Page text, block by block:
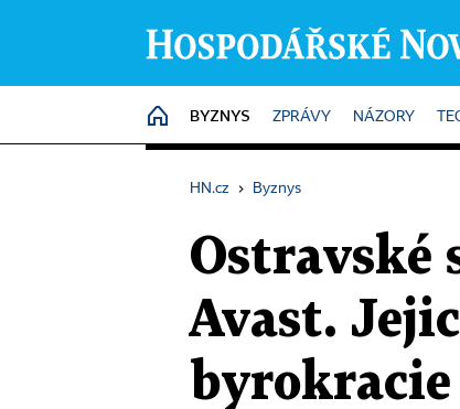
HOME
BYZNYS ZPRÁVY NÁZORY
HN.cz › Byznys
Ostravské
Avast.
byrokracie